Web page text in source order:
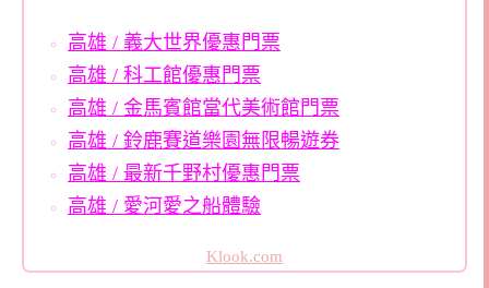
高雄 / 義大世界優惠門票
高雄 / 科工館優惠門票
高雄 / 金馬賓館當代美術館門票
高雄 / 鈴鹿賽道樂園無限暢遊券
高雄 / 最新千野村優惠門票
高雄 / 愛河愛之船體驗
Klook.com